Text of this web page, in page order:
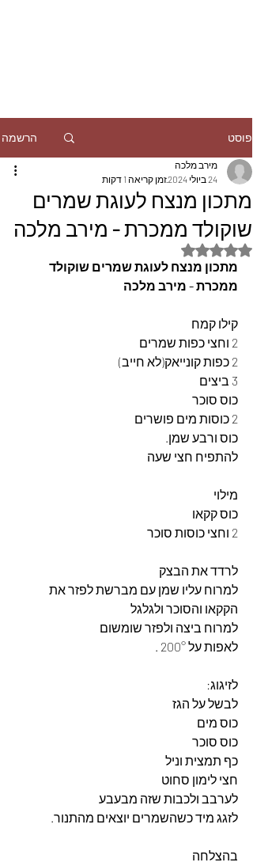
פוסט הרשמה
מתכון מנצח לעוגת שמרים
שוקולד ממכרת - מירב מלכה
מירב מלכה
24 ביולי 2024
זמן קריאה 1 דקות
דירוג של NaN מתוך 5 כוכבים
מתכון מנצח לעוגת שמרים שוקולד
ממכרת - מירב מלכה
קילו קמח
2 וחצי כפות שמרים
2 כפות קונייאק(לא חייב)
3 ביצים
כוס סוכר
2 כוסות מים פושרים
כוס ורבע שמן.
להתפיח חצי שעה
מילוי
כוס קקאו
2 וחצי כוסות סוכר
לרדד את הבצק
למרוח עליו שמן עם מברשת לפזר את
הקקאו והסוכר ולגלגל
למרוח ביצה ולפזר שומשום
לאפות על 200° .
לזיגוג:
לבשל על הגז
כוס מים
כוס סוכר
כף תמצית וניל
חצי לימון סחוט
לערבב ולכבות שזה מבעבע
לזגג מיד כשהשמרים יוצאים מהתנור.
בהצלחה